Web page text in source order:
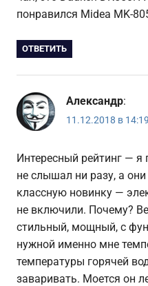
понравился Midea MK-
ОТВЕТИТЬ
Александр:
11.12.2018 в 14:19
Интересный рейтинг —
не слышал ни разу, а
классную новинку —
не включили. Почему?
стильный, мощный, с
нужной именно мне
температуры горячей
заваривать. Моется он